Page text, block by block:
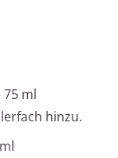
75 ml
hinzu.